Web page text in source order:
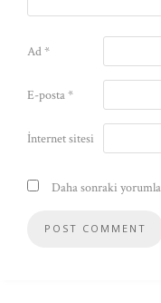
Ad*
E-posta*
İnternet sitesi
Daha sonraki